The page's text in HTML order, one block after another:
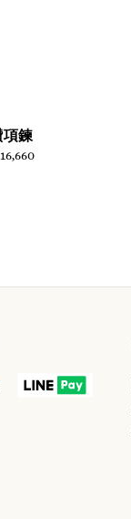
項鍊